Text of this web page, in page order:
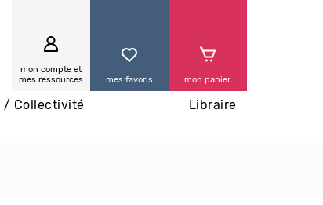
mon compte et
mes ressources
mes favoris mon panier
/ Collectivité Libraire